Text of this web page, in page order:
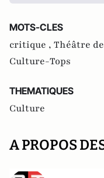
MOTS-CLES
critique , Théâtre
Culture-Tops
THEMATIQUES
Culture
A PROPOS